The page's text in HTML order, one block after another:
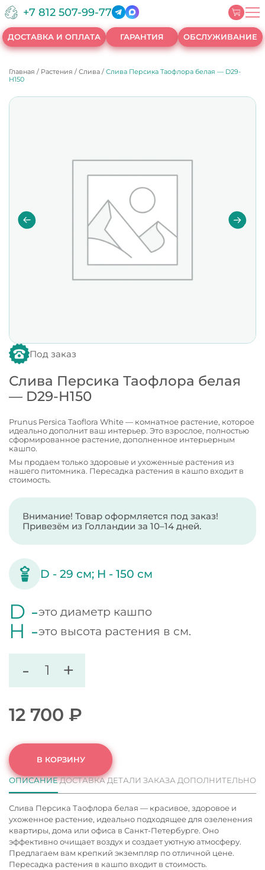
+7 812 507-99-77
ДОСТАВКА И ОПЛАТА ГАРАНТИЯ ОБСЛУЖИВАНИЕ
Главная / Растения /Слива /Слива Персика Таофлора белая — D29-
H150
Под заказ
Слива Персика Таофлора белая
— D29-H150
Prunus Persica Taoflora White — комнатное растение, которое
идеально дополнит ваш интерьер. Это взрослое, полностью
сформированное растение, дополненное интерьерным
кашпо.
Мы продаем только здоровые и ухоженные растения из
нашего питомника. Пересадка растения в кашпо входит в
стоимость.
Внимание! Товар оформляется под заказ!
Привезём из Голландии за 10–14 дней.
D -29 см; H -150 см
D -это диаметр кашпо
H -это высота растения в см.
- +
12 700 ₽
В КОРЗИНУ
ОПИСАНИЕДОСТАВКАДЕТАЛИ ЗАКАЗА ДОПОЛНИТЕЛЬНО
Слива Персика Таофлора белая — красивое, здоровое и
ухоженное растение, идеально подходящее для озеленения
квартиры, дома или офиса в Санкт-Петербурге. Оно
эффективно очищает воздух и создает уютную атмосферу.
Предлагаем вам крепкий экземпляр по отличной цене.
Пересадка растения в кашпо входит в стоимость.